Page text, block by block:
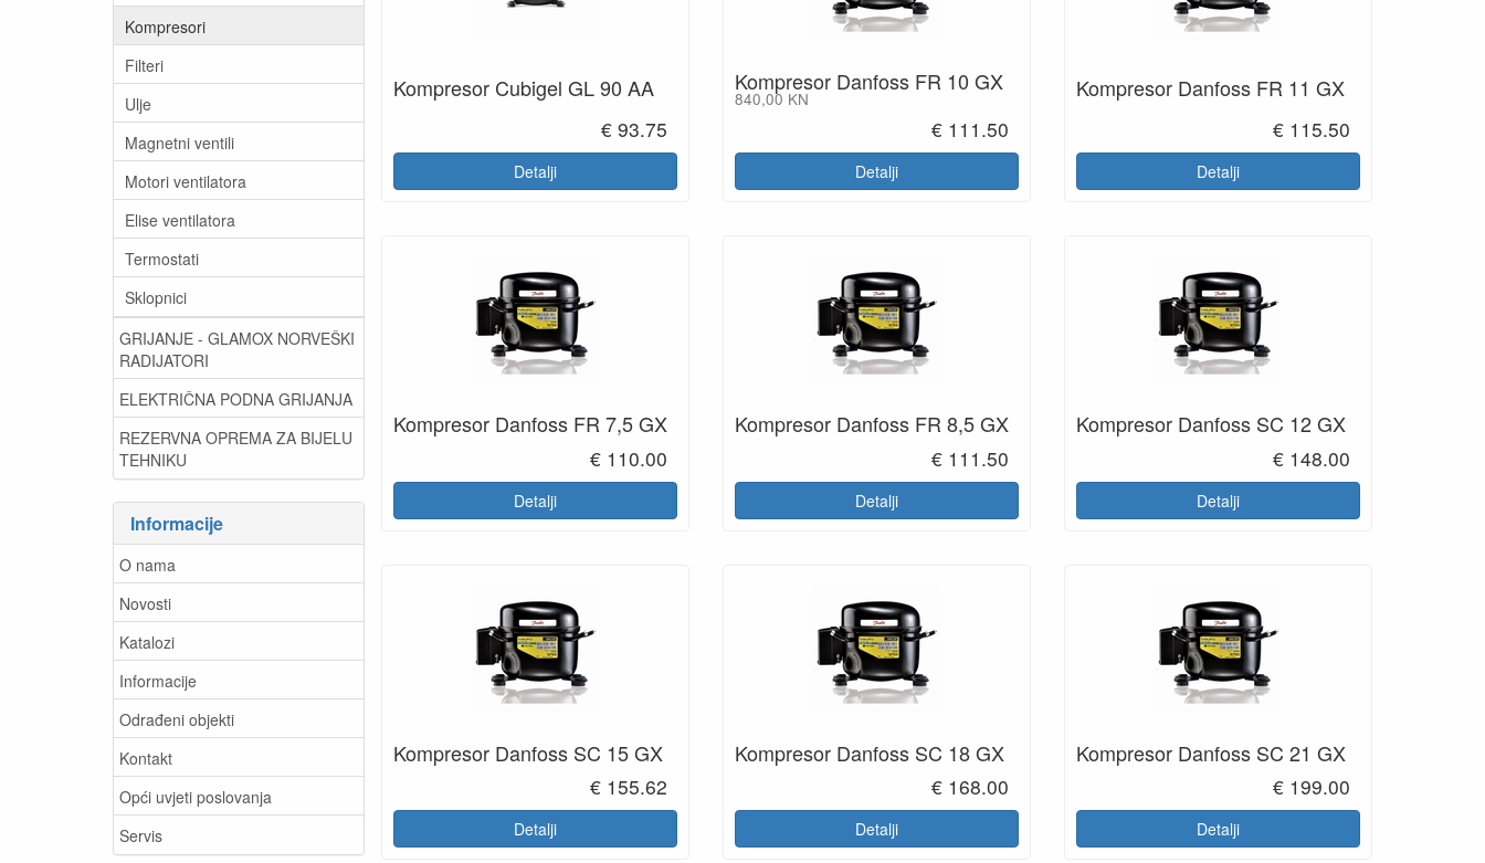
Kompresor Cubigel GL 90 AA
€ 93.75
Detalji
Kompresor Danfoss FR 10 GX
840,00 KN
€ 111.50
Detalji
Kompresor Danfoss FR 11 GX
€ 115.50
Detalji
Kompresor Danfoss FR 7,5 GX
€ 110.00
Detalji
Kompresor Danfoss FR 8,5 GX
€ 111.50
Detalji
Kompresor Danfoss SC 12 GX
€ 148.00
Detalji
Kompresor Danfoss SC 15 GX
€ 155.62
Detalji
Kompresor Danfoss SC 18 GX
€ 168.00
Detalji
Kompresor Danfoss SC 21 GX
€ 199.00
Detalji
Kompresori
Filteri
Ulje
Magnetni ventili
Motori ventilatora
Elise ventilatora
Termostati
Sklopnici
GRIJANJE - GLAMOX NORVEŠKI
RADIJATORI
ELEKTRIČNA PODNA GRIJANJA
REZERVNA OPREMA ZA BIJELU
TEHNIKU
Informacije
O nama
Novosti
Katalozi
Informacije
Odrađeni objekti
Kontakt
Opći uvjeti poslovanja
Servis